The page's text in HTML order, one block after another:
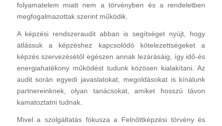
folyamatelem miatt nem a törvényben és a rendeletben
megfogalmazottak szerint működik.
A képzési rendszeraudit abban is segítséget nyújt, hogy
átlássuk a képzéshez kapcsolódó kötelezettségeket a
képzés szervezésétől egészen annak lezárásáig, így idő-és
energiahatékony működést tudunk közösen kialakítani. Az
audit során egyedi javaslatokat, megoldásokat is kínálunk
partnereinknek, olyan tanácsokat, amiket hosszú távon
kamatoztatni tudnak.
Mivel a szolgáltatás fókusza a Felnőttképzési törvény és